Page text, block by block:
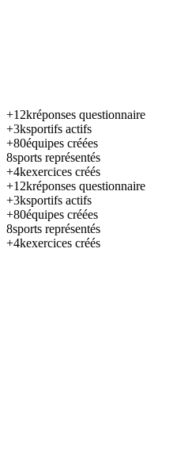
+12kréponses questionnaire
+3ksportifs actifs
+80équipes créées
8sports représentés
+4kexercices créés
+12kréponses questionnaire
+3ksportifs actifs
+80équipes créées
8sports représentés
+4kexercices créés